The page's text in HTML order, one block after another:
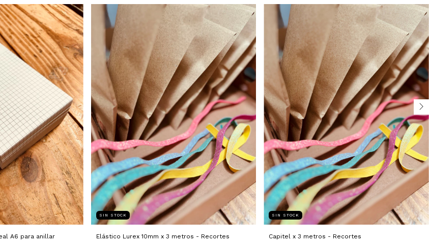
A6 para anillar
SIN STOCK
Elástico Lurex 10mm x 3 metros - Recortes
SIN STOCK
Capitel x 3 metros - Recortes